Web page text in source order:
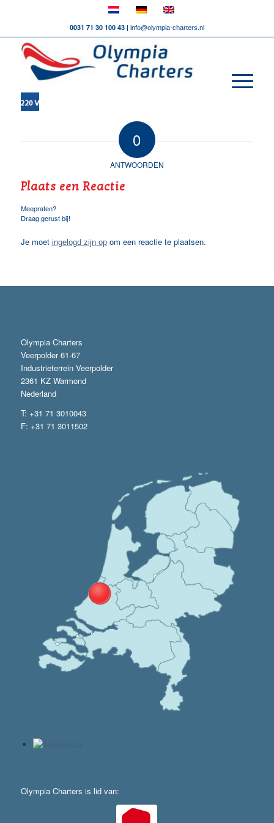
0031 71 30 100 43 | info@olympia-charters.nl
0
ANTWOORDEN
Plaats een Reactie
Meepraten?
Draag gerust bij!
Je moet ingelogd zijn opom een reactie te plaatsen.
Olympia Charters
Veerpolder 61-67
Industrieterrein Veerpolder
2361 KZ Warmond
Nederland
T: +31 71 3010043
F: +31 71 3011502
Olympia Charters is lid van: